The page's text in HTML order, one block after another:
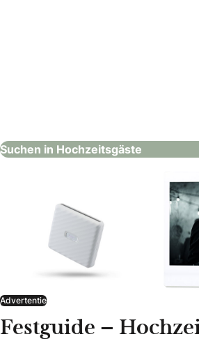
Suchen in Hochzeitsgäste
Advertentie
Festguide –